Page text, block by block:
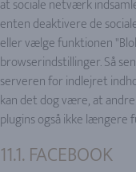
at sociale netværk
enten deaktivere de
eller vælge funktionen
browserindstillinger. Så
serveren for indlejret
kan det dog være, at
plugins også ikke længere
11.1. FACEBOOK